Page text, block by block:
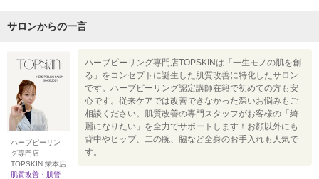
サロンからの一言
ハーブピーリン
グ専門店
TOPSKIN 栄本店
肌質改善・肌管
ハーブピーリング専門店TOPSKINは「一生モノの肌を創
る」をコンセプトに誕生した肌質改善に特化したサロン
です。ハーブピーリング認定講師在籍で初めての方も安
心です。従来ケアでは改善できなかった深いお悩みもご
相談ください。肌質改善の専門スタッフがお客様の「綺
麗になりたい」を全力でサポートします！お顔以外にも
背中やヒップ、二の腕、脇など全身のお手入れも人気で
す。